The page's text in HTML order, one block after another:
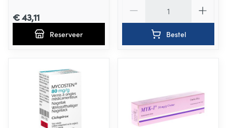
€ 43,11
Reserveer Bestel